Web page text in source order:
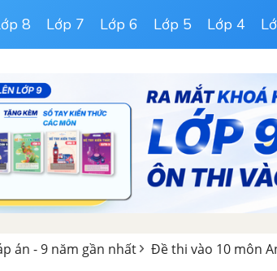
8 Lớp 7 Lớp 6 Lớp 5 Lớp 4
án - 9 năm gần nhất
Đề thi vào 10 môn